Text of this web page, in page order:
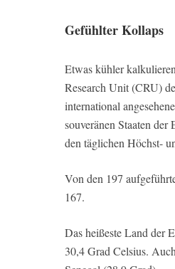
Gefühlter Kollaps
Etwas kühler
Research Unit (CRU)
international
souveränen Staaten
den täglichen Höchst-
Von den 197
167.
Das heißeste Land der
30,4 Grad Celsius.